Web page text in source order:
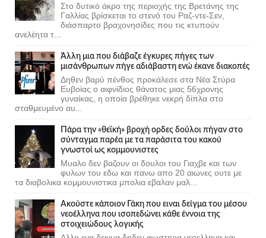
Στο δυτικό άκρο της περιοχής της Βρετάνης της
Γαλλίας βρίσκεται το στενό του Ραζ-ντε-Σεν,
διάσπαρτο βραχονησίδες που τις κτυπούν
ανελέητα τ...
Άλλη μια που διάβαζε έγκυρες πήγες των
μισάνθρωπων πήγε αδιάβαστη ενώ έκανε διακοπές
Δηθεν βαρύ πένθος προκάλεσε στα Νέα Στύρα
Ευβοίας ο αιφνίδιος θάνατος μιας 56χρονης
γυναίκας, η οποία βρέθηκε νεκρή δίπλα στο
σταθμευμένο αυ...
Πάρα την «θεϊκή» βροχή ορδες δούλοι πήγαν στο
σύνταγμα παρέα με τα παράσιτα του κακού
γνωστοί ως κομμουνιστες
Μυαλο δεν βαζουν οι δουλοι του Γιαχβε και των
φυλων του εδω και πανω απο 20 αιωνες ουτε με
τα διαβολικα κομμουνιστικα μπολια εβαλαν μαλ...
Ακούστε κάποιον Γάκη που ειναι δείγμα του μέσου
νεοέλληνα που ισοπεδώνει κάθε έννοια της
στοιχειώδους λογικής